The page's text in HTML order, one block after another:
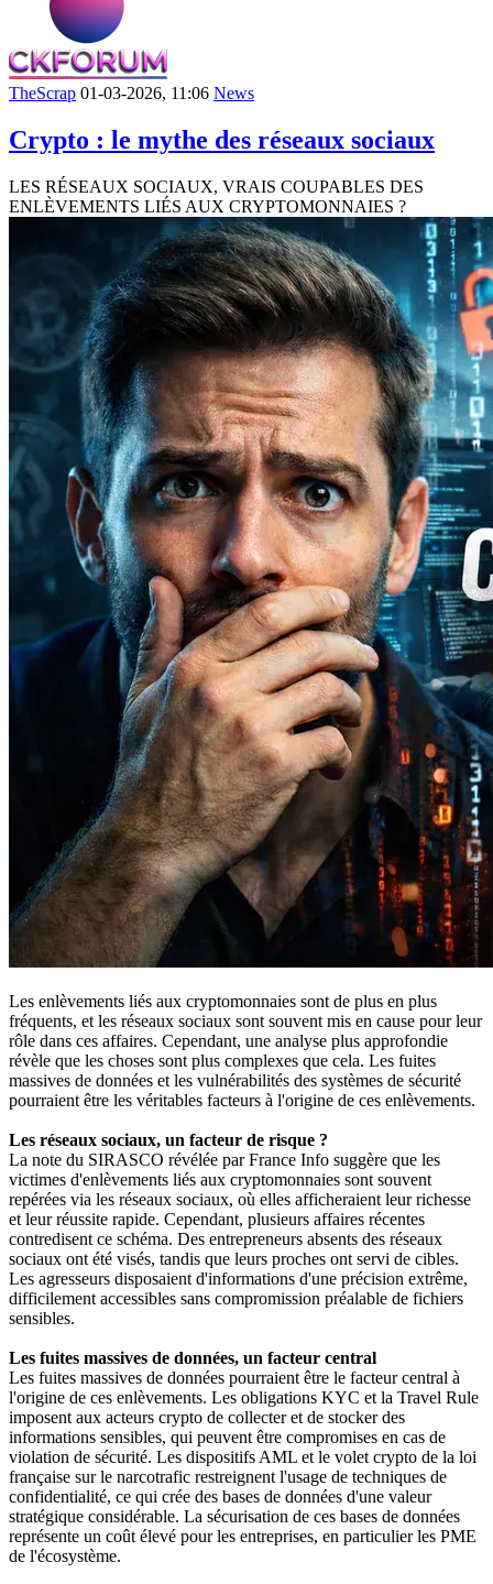
TheScrap 01-03-2026, 11:06 News
Crypto : le mythe des réseaux sociaux
LES RÉSEAUX SOCIAUX, VRAIS COUPABLES DES
ENLÈVEMENTS LIÉS AUX CRYPTOMONNAIES ?
Les enlèvements liés aux cryptomonnaies sont de plus en plus
fréquents, et les réseaux sociaux sont souvent mis en cause pour leur
rôle dans ces affaires. Cependant, une analyse plus approfondie
révèle que les choses sont plus complexes que cela. Les fuites
massives de données et les vulnérabilités des systèmes de sécurité
pourraient être les véritables facteurs à l'origine de ces enlèvements.
Les réseaux sociaux, un facteur de risque ?
La note du SIRASCO révélée par France Info suggère que les
victimes d'enlèvements liés aux cryptomonnaies sont souvent
repérées via les réseaux sociaux, où elles afficheraient leur richesse
et leur réussite rapide. Cependant, plusieurs affaires récentes
contredisent ce schéma. Des entrepreneurs absents des réseaux
sociaux ont été visés, tandis que leurs proches ont servi de cibles.
Les agresseurs disposaient d'informations d'une précision extrême,
difficilement accessibles sans compromission préalable de fichiers
sensibles.
Les fuites massives de données, un facteur central
Les fuites massives de données pourraient être le facteur central à
l'origine de ces enlèvements. Les obligations KYC et la Travel Rule
imposent aux acteurs crypto de collecter et de stocker des
informations sensibles, qui peuvent être compromises en cas de
violation de sécurité. Les dispositifs AML et le volet crypto de la loi
française sur le narcotrafic restreignent l'usage de techniques de
confidentialité, ce qui crée des bases de données d'une valeur
stratégique considérable. La sécurisation de ces bases de données
représente un coût élevé pour les entreprises, en particulier les PME
de l'écosystème.